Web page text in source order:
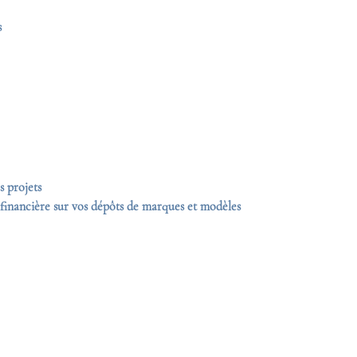
projets
sur vos dépôts de marques et modèles